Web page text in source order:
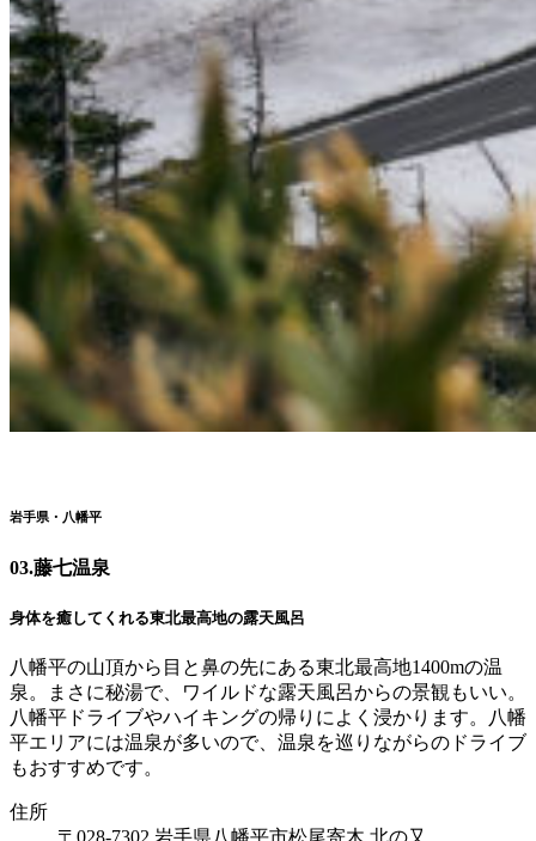
岩手県・八幡平
03.藤七温泉
身体を癒してくれる東北最高地の露天風呂
八幡平の山頂から目と鼻の先にある東北最高地1400mの温
泉。まさに秘湯で、ワイルドな露天風呂からの景観もいい。
八幡平ドライブやハイキングの帰りによく浸かります。八幡
平エリアには温泉が多いので、温泉を巡りながらのドライブ
もおすすめです。
住所
〒028-7302 岩手県八幡平市松尾寄木 北の又